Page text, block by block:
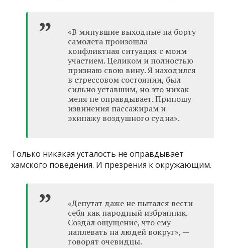
«В минувшие выходные на борту
самолета произошла
конфликтная ситуация с моим
участием. Целиком и полностью
признаю свою вину. Я находился
в стрессовом состоянии, был
сильно уставшим, но это никак
меня не оправдывает. Приношу
извинения пассажирам и
экипажу воздушного судна».
Только никакая усталость не оправдывает
хамского поведения. И презрения к окружающим.
«Депутат даже не пытался вести
себя как народный избранник.
Создал ощущение, что ему
наплевать на людей вокруг», —
говорят очевидцы.